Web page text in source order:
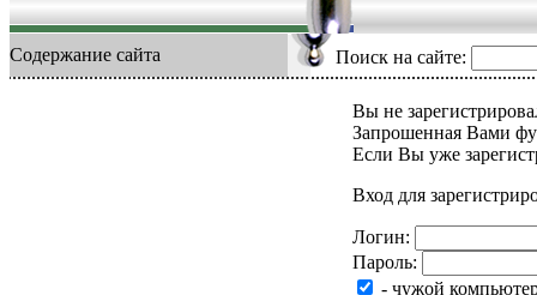
Содержание сайта Поиск на сайте:
Вы не
Запрошенная Вами
Если Вы уже
Вход для
Логин:
Пароль:
- чужой